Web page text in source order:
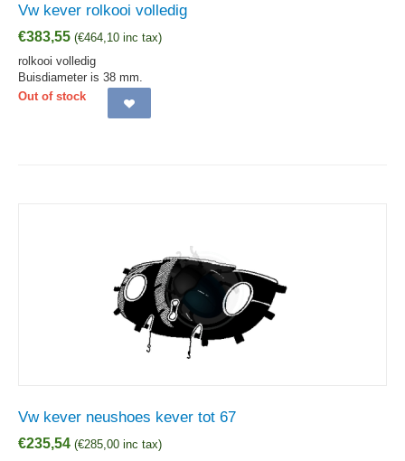
Vw kever rolkooi volledig
€383,55 (€464,10 inc tax)
rolkooi volledig
Buisdiameter is 38 mm.
Out of stock
Vw kever neushoes kever tot 67
€235,54 (€285,00 inc tax)